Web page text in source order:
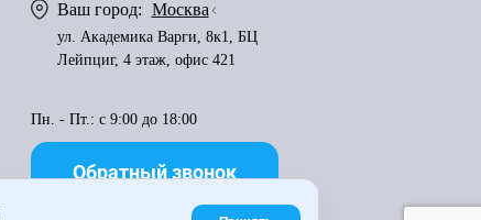
Ваш город: Москва
ул. Академика Варги, 8к1, БЦ
Лейпциг, 4 этаж, офис 421
Пн. - Пт.: с 9:00 до 18:00
Обратный звонок